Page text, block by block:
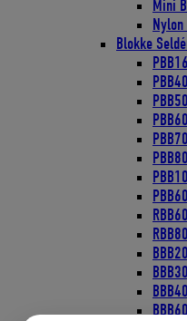
Mini
Blokke
PBB40
PBB50
PBB60
PBB70
PBB80
RBB60
RBB80
BBB20
BBB30
BBB40